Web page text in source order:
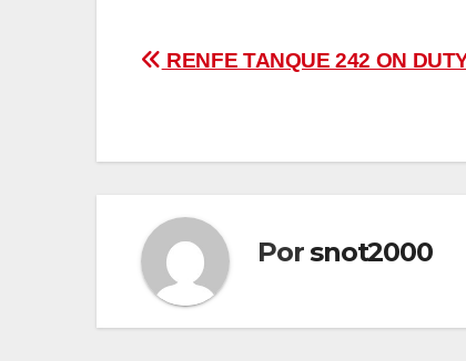
Navegación
entradas
RENFE TANQUE 242 ON
Porsnot2000